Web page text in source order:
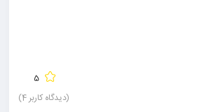
5
(دیدگاه کاربر4
)